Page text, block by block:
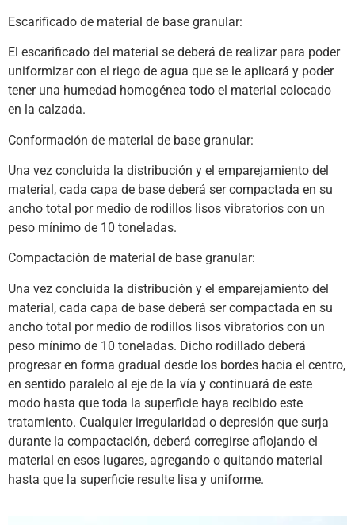
Escarificado de material de base granular:
El escarificado del material se deberá de realizar para poder
uniformizar con el riego de agua que se le aplicará y poder
tener una humedad homogénea todo el material colocado
en la calzada.
Conformación de material de base granular:
Una vez concluida la distribución y el emparejamiento del
material, cada capa de base deberá ser compactada en su
ancho total por medio de rodillos lisos vibratorios con un
peso mínimo de 10 toneladas.
Compactación de material de base granular:
Una vez concluida la distribución y el emparejamiento del
material, cada capa de base deberá ser compactada en su
ancho total por medio de rodillos lisos vibratorios con un
peso mínimo de 10 toneladas. Dicho rodillado deberá
progresar en forma gradual desde los bordes hacia el centro,
en sentido paralelo al eje de la vía y continuará de este
modo hasta que toda la superficie haya recibido este
tratamiento. Cualquier irregularidad o depresión que surja
durante la compactación, deberá corregirse aflojando el
material en esos lugares, agregando o quitando material
hasta que la superficie resulte lisa y uniforme.